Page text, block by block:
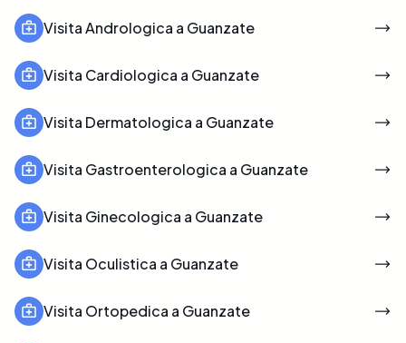
Visita Andrologica a Guanzate
Visita Cardiologica a Guanzate
Visita Dermatologica a Guanzate
Visita Gastroenterologica a Guanzate
Visita Ginecologica a Guanzate
Visita Oculistica a Guanzate
Visita Ortopedica a Guanzate